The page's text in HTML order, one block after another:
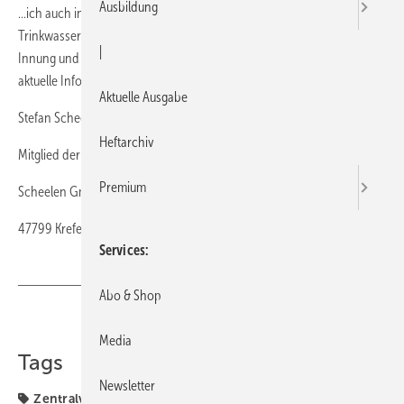
...ich auch in meinen Spezialgebieten Komplettbad und
Trinkwasserinstallation auf dem neuesten Stand sein muss. Durch
Innung und Landesfachverband sitze ich an der Quelle, wenn es um
aktuelle Informationen geht.“
Stefan Scheelen
Mitglied der Innung Duisburg
Scheelen GmbH
47799 Krefeld
Tags
Zentralverband
Ausbildung
Aktuelle Ausgabe
Heftarchiv
Premium
Services
Abo & Shop
Media
Newsletter